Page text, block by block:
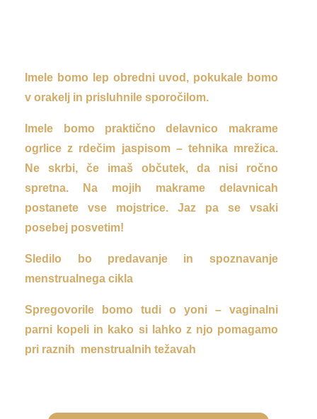
Imele bomo lep obredni uvod, pokukale bomo
v orakelj in prisluhnile sporočilom.
Imele bomo praktično delavnico makrame
ogrlice z rdečim jaspisom – tehnika mrežica.
Ne skrbi, če imaš občutek, da nisi ročno
spretna. Na mojih makrame delavnicah
postanete vse mojstrice. Jaz pa se vsaki
posebej posvetim!
Sledilo bo predavanje in spoznavanje
menstrualnega cikla
Spregovorile bomo tudi o yoni – vaginalni
parni kopeli in kako si lahko z njo pomagamo
pri raznih menstrualnih težavah